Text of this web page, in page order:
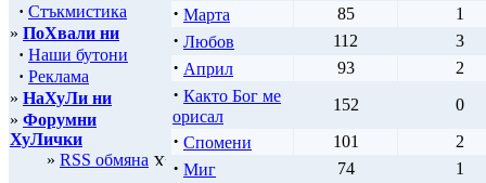
· Стъкмистика
» ПоХвали ни
· Наши бутони
· Реклама
» НаХуЛи ни
» Форумни
ХуЛички
» RSS обмяна
· Марта 85 1
· Любов 112 3
· Април 93 2
· Както Бог ме
орисал
152 0
· Спомени 101 2
· Миг 74 1